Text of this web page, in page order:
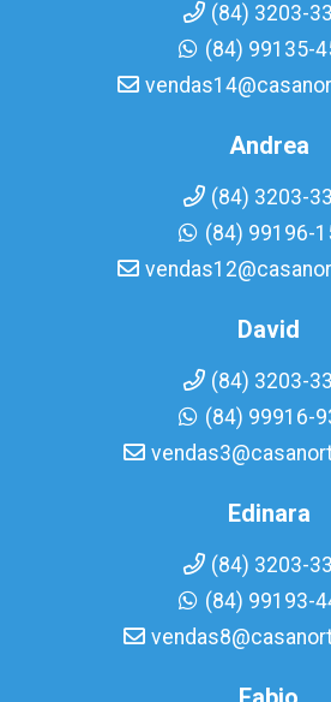
(84) 3203-
(84) 99135-
Andrea
(84) 3203-
(84) 99196-
David
(84) 3203-
(84) 99916-
Edinara
(84) 3203-
(84) 99193-